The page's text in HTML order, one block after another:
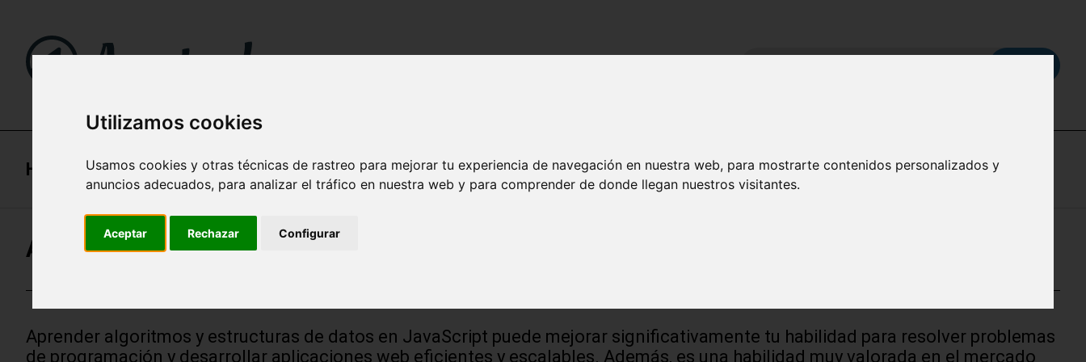
Utilizamos cookies
Usamos cookies y otras técnicas de rastreo para mejorar tu experiencia de navegación en nuestra web, para mostrarte contenidos personalizados y
anuncios adecuados, para analizar el tráfico en nuestra web y para comprender de donde llegan nuestros visitantes.
Aceptar Rechazar Configurar
Home
Apuntes de JavaScript (Algoritmos y Estructuras de Datos) en español
Aprender algoritmos y estructuras de datos en JavaScript puede mejorar significativamente tu habilidad para resolver problemas
de programación y desarrollar aplicaciones web eficientes y escalables. Además, es una habilidad muy valorada en el mercado